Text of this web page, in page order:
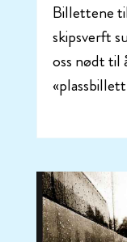
Billettene
skipsverft
oss nødt til